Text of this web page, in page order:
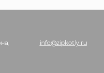
info@zipkotly.ru